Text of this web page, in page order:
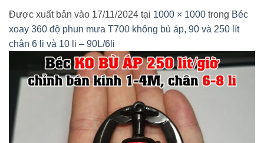
Được xuất bản vào 17/11/2024 tại 1000 × 1000 trong Béc
xoay 360 độ phun mưa T700 không bù áp, 90 và 250 lít
chân 6 li và 10 li – 90L/6li